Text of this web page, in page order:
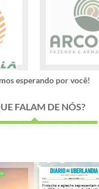
esperando por você!
FALAM DE NÓS?